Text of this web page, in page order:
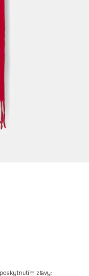
zľavy: